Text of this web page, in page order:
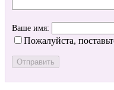
Ваше имя:
Пожалуйста,